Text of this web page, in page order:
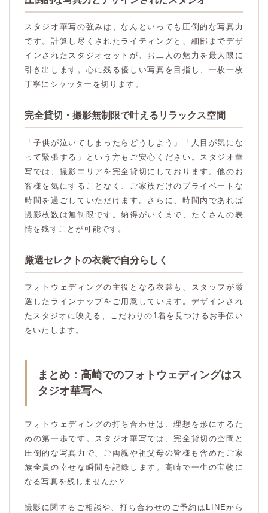
スタジオ華写の強みは、なんといっても圧倒的な写真力
です。計算し尽くされたライティングと、細部までデザ
インされたスタジオセットが、お二人の魅力を最大限に
引き出します。心に残る優しい写真を目指し、一枚一枚
丁寧にシャッターを切ります。
完全貸切・撮影無制限で叶えるリラックス空間
「子供が泣いてしまったらどうしよう」「人目が気にな
って緊張する」という方もご安心ください。スタジオ華
写では、撮影エリアを完全貸切にしております。他のお
客様を気にすることなく、ご家族だけのプライベートな
時間を過ごしていただけます。さらに、時間内であれば
撮影枚数は無制限です。納得がいくまで、たくさんの表
情を残すことが可能です。
厳選セレクトの衣裳で自分らしく
フォトウェディングの主役となる衣裳も、スタッフが厳
選したラインナップをご用意しています。デザインされ
たスタジオに映える、こだわりの1着を見つけるお手伝い
をいたします。
まとめ：高崎でのフォトウェディングはス
タジオ華写へ
フォトウェディングの打ち合わせは、理想を形にするた
めの第一歩です。スタジオ華写では、完全貸切の空間と
圧倒的な写真力で、ご両親や祖父母の皆様も含めたご家
族全員の幸せな瞬間を記録します。高崎で一生の宝物に
なる写真を残しませんか？
撮影に関するご相談や、打ち合わせのご予約はLINEから